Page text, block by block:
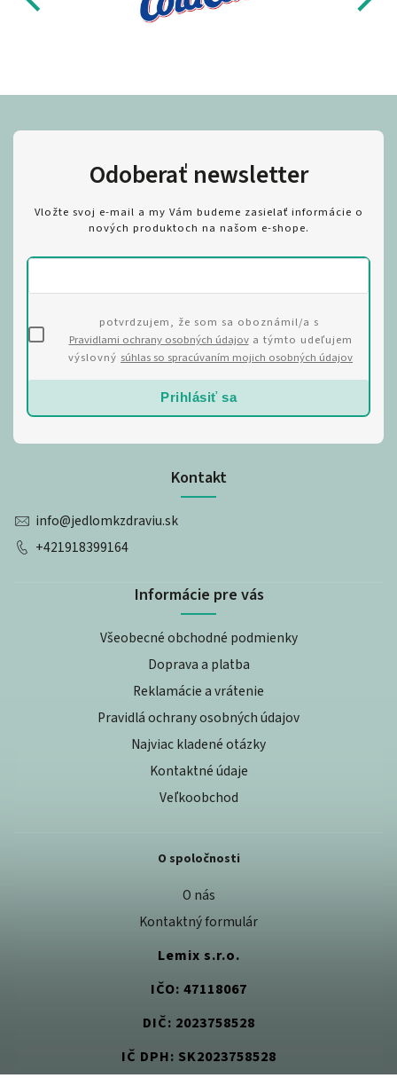
Kontakt
info@jedlomkzdraviu.sk
+421918399164
Informácie pre vás
Všeobecné obchodné podmienky
Doprava a platba
Reklamácie a vrátenie
Pravidlá ochrany osobných údajov
Najviac kladené otázky
Kontaktné údaje
Veľkoobchod
O spoločnosti
O nás
Kontaktný formulár
Lemix s.r.o.
IČO: 47118067
DIČ: 2023758528
IČ DPH: SK2023758528
Odoberať newsletter
Vložte svoj e-mail a my Vám budeme zasielať informácie o
nových produktoch na našom e-shope.
potvrdzujem, že som sa oboznámil/a s
Pravidlami ochrany osobných údajova týmto udeľujem
výslovný súhlas so spracúvaním mojich osobných údajov
Prihlásiť sa